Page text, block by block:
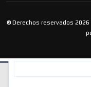
© Derechos reservados